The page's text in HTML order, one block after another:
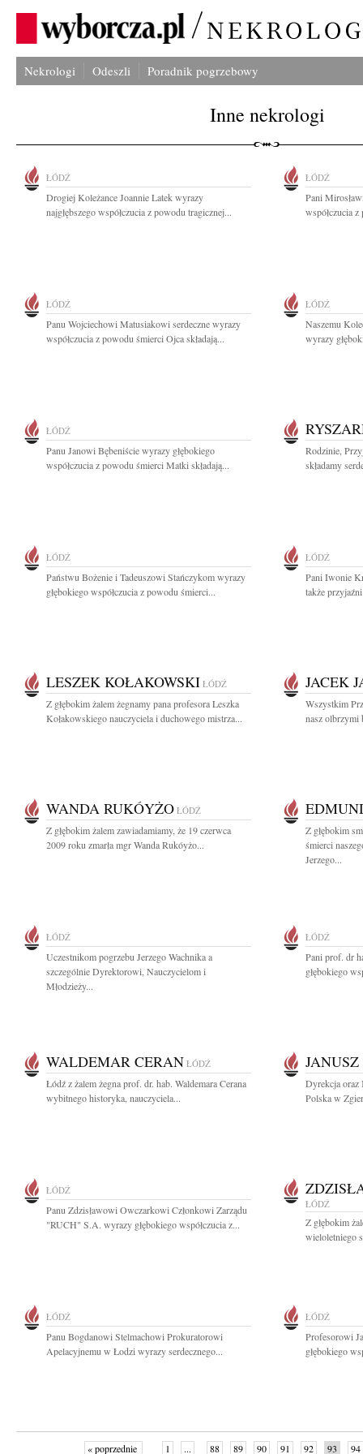
Nekrologi Odeszli Poradnik pogrzebowy
Inne nekrologi
ŁÓDŹ
Drogiej Koleżance Joannie Latek wyrazy
najgłębszego współczucia z powodu tragicznej...
ŁÓDŹ
Pani
współczucia
ŁÓDŹ
Panu Wojciechowi Matusiakowi serdeczne wyrazy
współczucia z powodu śmierci Ojca składają...
ŁÓDŹ
Naszemu
wyrazy
ŁÓDŹ
Panu Janowi Bębeniście wyrazy głębokiego
współczucia z powodu śmierci Matki składają...
Rodzinie,
składamy
ŁÓDŹ
Państwu Bożenie i Tadeuszowi Stańczykom wyrazy
głębokiego współczucia z powodu śmierci...
ŁÓDŹ
Pani Iwonie
także
LESZEK KOŁAKOWSKI ŁÓDŹ
Z głębokim żalem żegnamy pana profesora Leszka
Kołakowskiego nauczyciela i duchowego mistrza...
JACEK
Wszystkim
nasz olbrzymi
WANDA RUKÓYŻO ŁÓDŹ
Z głębokim żalem zawiadamiamy, że 19 czerwca
2009 roku zmarła mgr Wanda Rukóyżo...
Z głębokim
śmierci
Jerzego...
ŁÓDŹ
Uczestnikom pogrzebu Jerzego Wachnika a
szczególnie Dyrektorowi, Nauczycielom i
Młodzieży...
ŁÓDŹ
Pani prof. dr
głębokiego
WALDEMAR CERAN ŁÓDŹ
Łódź z żalem żegna prof. dr. hab. Waldemara Cerana
wybitnego historyka, nauczyciela...
Dyrekcja
Polska w
ŁÓDŹ
Panu Zdzisławowi Owczarkowi Członkowi Zarządu
"RUCH" S.A. wyrazy głębokiego współczucia z...
ŁÓDŹ
Z głębokim
wieloletniego
ŁÓDŹ
Panu Bogdanowi Stelmachowi Prokuratorowi
Apelacyjnemu w Łodzi wyrazy serdecznego...
ŁÓDŹ
Profesorowi
głębokiego
« poprzednie 1 ... 88 89 90 91 92 93 94